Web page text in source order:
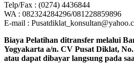
Telp/Fax : (0274) 4436844
WA : 082324284296/081228859896
E-mail :
Biaya Pelatihan ditransfer melalui
Yogyakarta a/n. CV Pusat Diklat, No.
atau dapat dibayar langsung pada